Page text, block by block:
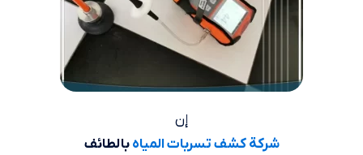
إن
شركة كشف تسربات المياهبالطائف